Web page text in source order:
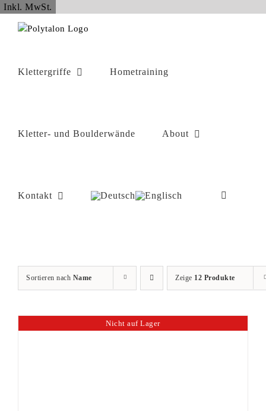
Inkl. MwSt.
springen
Klettergriffe Hometraining
Kletter- und Boulderwände About
Kontakt
Sortieren nach Name Zeige 12 Produkte
Nicht auf Lager